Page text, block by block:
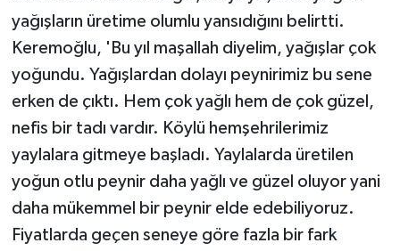
yağışların üretime olumlu yansıdığını belirtti.
Keremoğlu, 'Bu yıl maşallah diyelim, yağışlar çok
yoğundu. Yağışlardan dolayı peynirimiz bu sene
erken de çıktı. Hem çok yağlı hem de çok güzel,
nefis bir tadı vardır. Köylü hemşehrilerimiz
yaylalara gitmeye başladı. Yaylalarda üretilen
yoğun otlu peynir daha yağlı ve güzel oluyor yani
daha mükemmel bir peynir elde edebiliyoruz.
Fiyatlarda geçen seneye göre fazla bir fark